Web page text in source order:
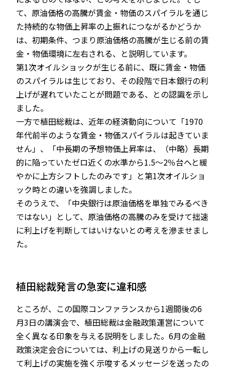
て、原油価格の高騰が賃金・物価のスパイラルを通じ
た持続的な物価上昇率の上振れにつながるかどうか
は、初期条件、つまり原油価格の高騰が生じる前の賃
金・物価環境に左右される、と説明しています。
第1次オイルショックが生じる前に、既に賃金・物価
のスパイラルは生じており、その段階で日本銀行の利
上げが遅れていたことが問題である、との認識を示し
ました。
一方で植田総裁は、近年の経済動向について「1970
年代前半のような賃金・物価スパイラルは起きていま
せん」、「中長期の予想物価上昇率は、（中略）長期
的に陥っていたゼロ近くの水準から1.5～2％台へと緩
やかに上方シフトしたのみです」と第1次オイルショ
ック時との違いを強調しました。
そのうえで、「中央銀行は原油価格を単独でみるべき
ではない」として、原油価格の高騰のみを受けて拙速
に利上げを判断してはいけないとの考えを滲ませまし
た。
植田総裁発言の急変に違和感
ところが、この国際コンファランスから1週間後の6
月3日の講演会で、植田総裁は金融政策運営について
全く異なる印象を与える説明をしました。6月の金融
政策決定会合については、利上げの見送りから一転し
て利上げの実施を強く示唆するメッセージを送ったの